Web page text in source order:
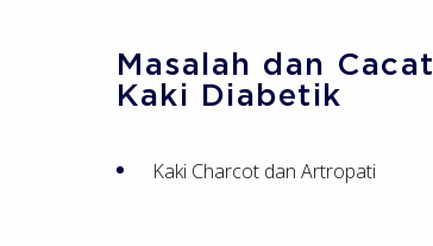
Masalah dan Cacat
Kaki Diabetik
Kaki Charcot dan Artropati